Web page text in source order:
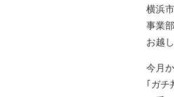
横浜
事業
お越し
今月
｢ガチ